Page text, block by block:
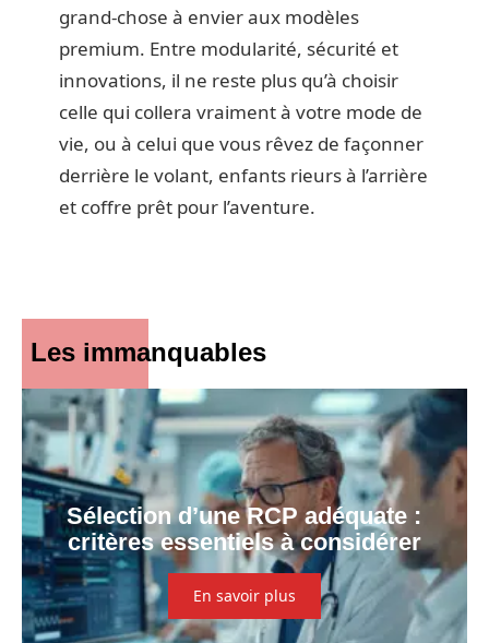
grand-chose à envier aux modèles
premium. Entre modularité, sécurité et
innovations, il ne reste plus qu’à choisir
celle qui collera vraiment à votre mode de
vie, ou à celui que vous rêvez de façonner
derrière le volant, enfants rieurs à l’arrière
et coffre prêt pour l’aventure.
Les immanquables
Sélection d’une RCP adéquate :
critères essentiels à considérer
En savoir plus